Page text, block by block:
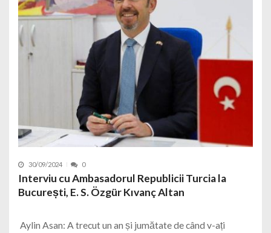
30/09/2024 0
Interviu cu Ambasadorul Republicii Turcia la
București, E. S. Özgür Kıvanç Altan
Aylin Asan: A trecut un an și jumătate de când v-ați